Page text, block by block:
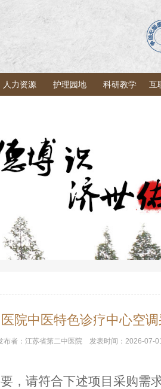
人力资源 护理园地 科研教学 互
院中医特色诊疗中心空
布者： 江苏省第二中医院 发表时间： 2026-07-01
，请符合下述项目采购需